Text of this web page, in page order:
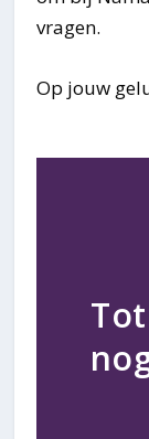
vragen.
Op jouw